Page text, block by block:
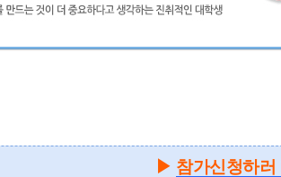
▶ 참가신청하러